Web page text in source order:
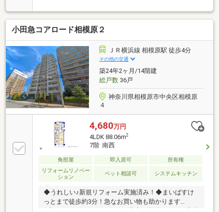
宅配ボックス、駐輪場、食器洗乾燥機、バイク置場
小田急コアロード相模原２
ＪＲ横浜線 相模原駅 徒歩4分
その他の交通
築24年2ヶ月/14階建
総戸数36戸
神奈川県相模原市中央区相模原
４
4,680万円
4LDK 88.06m2
7階 南西
角部屋 即入居可
所有権
リフォームリノベー
ション
ペット相談可 システムキッチン
◆うれしい♪新規リフォーム実施済み！◆まいばすけ
っとまで徒歩約3分！急なお買い物も助かります